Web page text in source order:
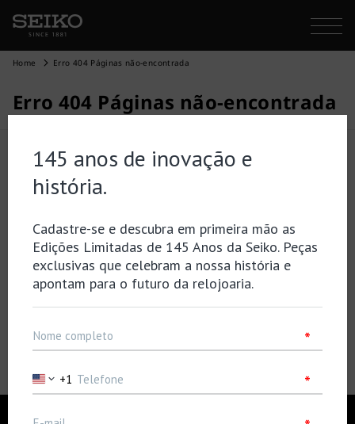
Home Erro 404 Páginas não-encontrada
Erro 404 Páginas não-encontrada
É possível que a página que procura já não exista ou
Voltar